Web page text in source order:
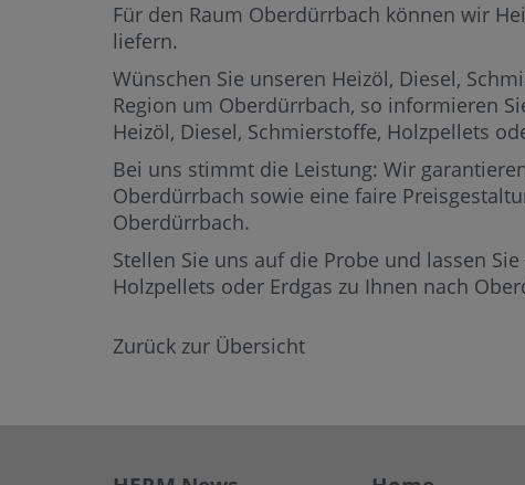
Für den Raum Oberdürrbach können wir
liefern.
Wünschen Sie unseren Heizöl, Diesel,
Region um Oberdürrbach, so informieren
Heizöl, Diesel, Schmierstoffe, Holzpellets
Bei uns stimmt die Leistung: Wir
Oberdürrbach sowie eine faire
Oberdürrbach.
Stellen Sie uns auf die Probe und lassen
Holzpellets oder Erdgas zu Ihnen nach
Zurück zur Übersicht